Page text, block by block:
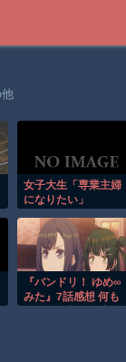
女子大生「専業主婦
になりたい」
『バンドリ！ ゆめ∞
みた』7話感想 何も